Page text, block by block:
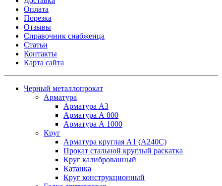
Оплата
Порезка
Отзывы
Справочник снабженца
Статьи
Контакты
Карта сайта
Черный металлопрокат
Арматура
Арматура А3
Арматура А 800
Арматура А 1000
Круг
Арматура круглая А1 (А240C)
Прокат стальной круглый раскатка
Круг калиброванный
Катанка
Круг конструкционный